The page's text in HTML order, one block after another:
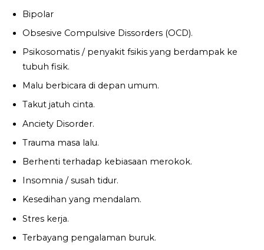
Bipolar
Obsesive Compulsive Dissorders (OCD).
Psikosomatis / penyakit fsikis yang berdampak ke
tubuh fisik.
Malu berbicara di depan umum.
Takut jatuh cinta.
Anciety Disorder.
Trauma masa lalu.
Berhenti terhadap kebiasaan merokok.
Insomnia / susah tidur.
Kesedihan yang mendalam.
Stres kerja.
Terbayang pengalaman buruk.